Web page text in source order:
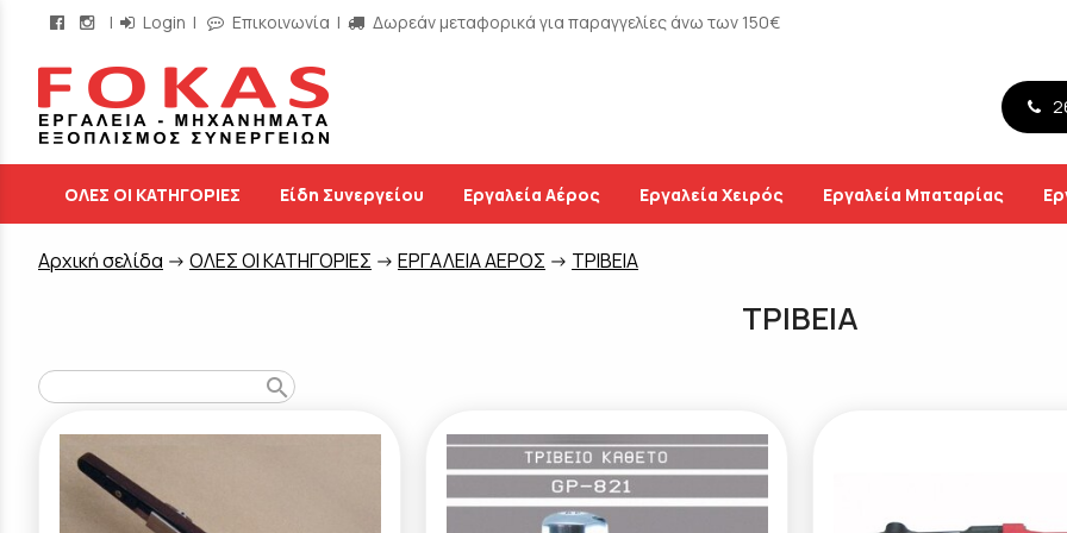
| Login | Επικοινωνία | Δωρεάν μεταφορικά για παραγγελίες άνω των 150€
/
ΟΛΕΣ ΟΙ ΚΑΤΗΓΟΡΙΕΣ Είδη Συνεργείου Εργαλεία Αέρος Εργαλεία Χειρός Εργαλεία Μπαταρίας
Aρχική σελίδα -> ΟΛΕΣ ΟΙ ΚΑΤΗΓΟΡΙΕΣ -> ΕΡΓΑΛΕΙΑ ΑΕΡΟΣ -> ΤΡΙΒΕΙΑ
ΤΡΙΒΕΙΑ
search